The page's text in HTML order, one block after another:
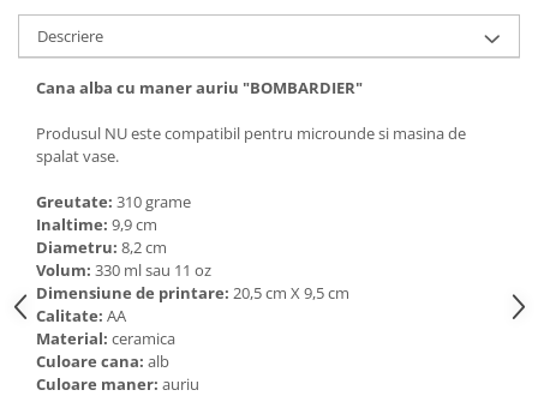
Descriere
Cana alba cu maner auriu "BOMBARDIER"
Produsul NU este compatibil pentru microunde si masina de
spalat vase.
Greutate: 310 grame
Inaltime: 9,9 cm
Diametru: 8,2 cm
Volum: 330 ml sau 11 oz
Dimensiune de printare: 20,5 cm X 9,5 cm
Calitate: AA
Material: ceramica
Culoare cana: alb
Culoare maner: auriu